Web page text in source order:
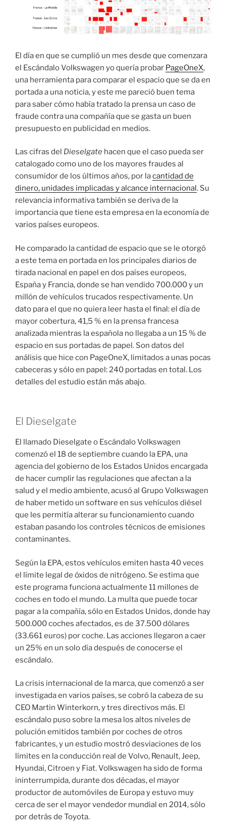
El día en que se cumplió un mes desde que comenzara
el Escándalo Volkswagen yo quería probar PageOneX,
una herramienta para comparar el espacio que se da en
portada a una noticia, y este me pareció buen tema
para saber cómo había tratado la prensa un caso de
fraude contra una compañía que se gasta un buen
presupuesto en publicidad en medios.
Las cifras del Dieselgate hacen que el caso pueda ser
catalogado como uno de los mayores fraudes al
consumidor de los últimos años, por lacantidad de
dinero, unidades implicadas y alcance internacional. Su
relevancia informativa también se deriva de la
importancia que tiene esta empresa en la economía de
varios países europeos.
He comparado la cantidad de espacio que se le otorgó
a este tema en portada en los principales diarios de
tirada nacional en papel en dos países europeos,
España y Francia, donde se han vendido 700.000 y un
millón de vehículos trucados respectivamente. Un
dato para el que no quiera leer hasta el final: el día de
mayor cobertura, 41,5 % en la prensa francesa
analizada mientras la española no llegaba a un 15 % de
espacio en sus portadas de papel. Son datos del
análisis que hice con PageOneX, limitados a unas pocas
cabeceras y sólo en papel: 240 portadas en total. Los
detalles del estudio están más abajo.
El Dieselgate
El llamado Dieselgate o Escándalo Volkswagen
comenzó el 18 de septiembre cuando la EPA, una
agencia del gobierno de los Estados Unidos encargada
de hacer cumplir las regulaciones que afectan a la
salud y el medio ambiente, acusó al Grupo Volkswagen
de haber metido un software en sus vehículos diésel
que les permitía alterar su funcionamiento cuando
estaban pasando los controles técnicos de emisiones
contaminantes.
Según la EPA, estos vehículos emiten hasta 40 veces
el límite legal de óxidos de nitrógeno. Se estima que
este programa funciona actualmente 11 millones de
coches en todo el mundo. La multa que puede tocar
pagar a la compañía, sólo en Estados Unidos, donde hay
500.000 coches afectados, es de 37.500 dólares
(33.661 euros) por coche. Las acciones llegaron a caer
un 25% en un solo día después de conocerse el
escándalo.
La crisis internacional de la marca, que comenzó a ser
investigada en varios países, se cobró la cabeza de su
CEO Martin Winterkorn, y tres directivos más. El
escándalo puso sobre la mesa los altos niveles de
polución emitidos también por coches de otros
fabricantes, y un estudio mostró desviaciones de los
límites en la conducción real de Volvo, Renault, Jeep,
Hyundai, Citroen y Fiat. Volkswagen ha sido de forma
ininterrumpida, durante dos décadas, el mayor
productor de automóviles de Europa y estuvo muy
cerca de ser el mayor vendedor mundial en 2014, sólo
por detrás de Toyota.